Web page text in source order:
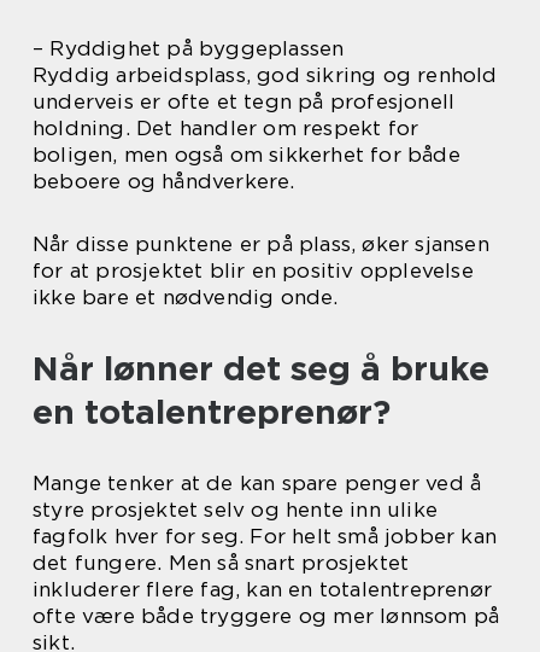
– Ryddighet på byggeplassen
Ryddig arbeidsplass, god sikring og renhold
underveis er ofte et tegn på profesjonell
holdning. Det handler om respekt for
boligen, men også om sikkerhet for både
beboere og håndverkere.
Når disse punktene er på plass, øker sjansen
for at prosjektet blir en positiv opplevelse
ikke bare et nødvendig onde.
Når lønner det seg å bruke
en totalentreprenør?
Mange tenker at de kan spare penger ved å
styre prosjektet selv og hente inn ulike
fagfolk hver for seg. For helt små jobber kan
det fungere. Men så snart prosjektet
inkluderer flere fag, kan en totalentreprenør
ofte være både tryggere og mer lønnsom på
sikt.